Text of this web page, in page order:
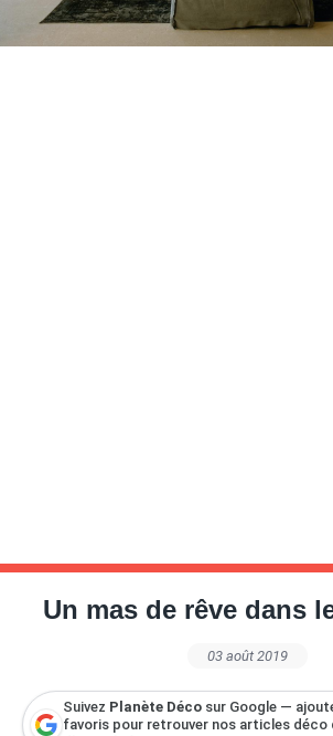
Petite Surface
Piscine Question De
Tiny House
Un mas de rêve dans
03 août 2019
Suivez Planète Déco sur Google —
favoris pour retrouver nos articles déco